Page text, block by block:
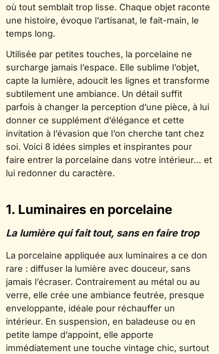
où tout semblait trop lisse. Chaque objet raconte
une histoire, évoque l’artisanat, le fait-main, le
temps long.
Utilisée par petites touches, la porcelaine ne
surcharge jamais l’espace. Elle sublime l’objet,
capte la lumière, adoucit les lignes et transforme
subtilement une ambiance. Un détail suffit
parfois à changer la perception d’une pièce, à lui
donner ce supplément d’élégance et cette
invitation à l’évasion que l’on cherche tant chez
soi. Voici 8 idées simples et inspirantes pour
faire entrer la porcelaine dans votre intérieur… et
lui redonner du caractère.
1. Luminaires en porcelaine
La lumière qui fait tout, sans en faire trop
La porcelaine appliquée aux luminaires a ce don
rare : diffuser la lumière avec douceur, sans
jamais l’écraser. Contrairement au métal ou au
verre, elle crée une ambiance feutrée, presque
enveloppante, idéale pour réchauffer un
intérieur. En suspension, en baladeuse ou en
petite lampe d’appoint, elle apporte
immédiatement une touche vintage chic, surtout